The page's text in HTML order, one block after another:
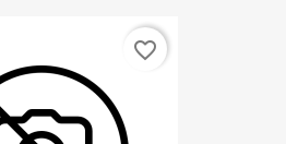
favorite_border